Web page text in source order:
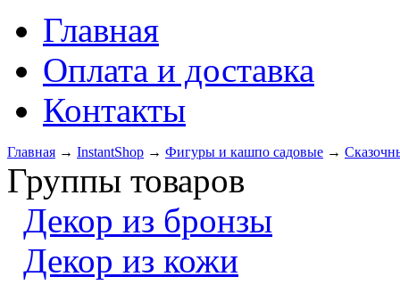
Главная
Оплата и доставка
Контакты
Главная → InstantShop → Фигуры и кашпо садовые →
Группы товаров
Декор из бронзы
Декор из кожи